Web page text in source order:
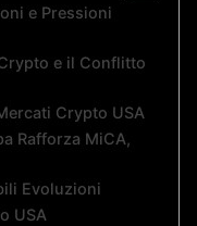
e Pressioni
e il Conflitto
Crypto USA
Rafforza MiCA,
Evoluzioni
USA